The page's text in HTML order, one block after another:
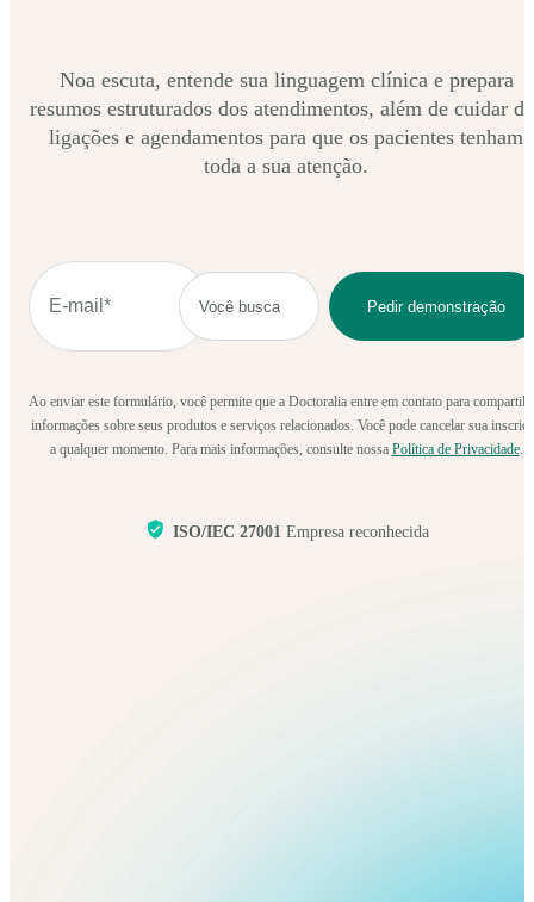
Noa escuta, entende sua linguagem clínica e prepara
resumos estruturados dos atendimentos, além de cuidar
ligações e agendamentos para que os pacientes tenham
toda a sua atenção.
Ao enviar este formulário, você permite que a Doctoralia entre em contato para
informações sobre seus produtos e serviços relacionados. Você pode cancelar sua
a qualquer momento. Para mais informações, consulte nossa Política de Privacidade.
ISO/IEC 27001 Empresa reconhecida